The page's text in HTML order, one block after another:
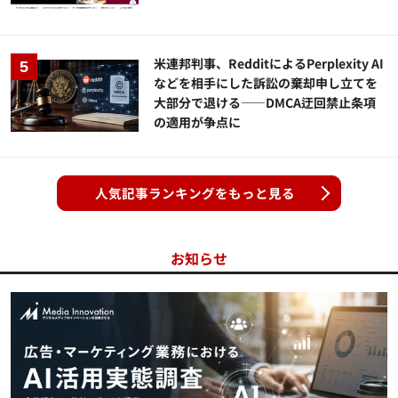
米連邦判事、RedditによるPerplexity AI
などを相手にした訴訟の棄却申し立てを
大部分で退ける——DMCA迂回禁止条項
の適用が争点に
人気記事ランキングをもっと見る
お知らせ